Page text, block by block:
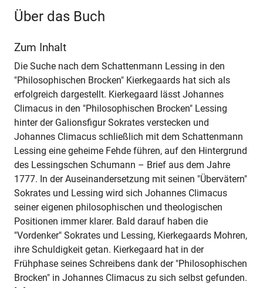
Über das Buch
Zum Inhalt
Die Suche nach dem Schattenmann Lessing in den
"Philosophischen Brocken" Kierkegaards hat sich als
erfolgreich dargestellt. Kierkegaard lässt Johannes
Climacus in den "Philosophischen Brocken" Lessing
hinter der Galionsfigur Sokrates verstecken und
Johannes Climacus schließlich mit dem Schattenmann
Lessing eine geheime Fehde führen, auf den Hintergrund
des Lessingschen Schumann – Brief aus dem Jahre
1777. In der Auseinandersetzung mit seinen "Übervätern"
Sokrates und Lessing wird sich Johannes Climacus
seiner eigenen philosophischen und theologischen
Positionen immer klarer. Bald darauf haben die
"Vordenker" Sokrates und Lessing, Kierkegaards Mohren,
ihre Schuldigkeit getan. Kierkegaard hat in der
Frühphase seines Schreibens dank der "Philosophischen
Brocken" in Johannes Climacus zu sich selbst gefunden.